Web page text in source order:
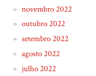
novembro 2022
outubro 2022
setembro 2022
agosto 2022
julho 2022